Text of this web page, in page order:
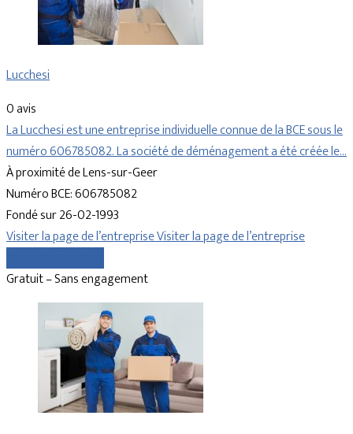
Lucchesi
0 avis
La Lucchesi est une entreprise individuelle connue de la BCE sous le
numéro 606785082. La société de déménagement a été créée le…
À proximité de Lens-sur-Geer
Numéro BCE: 606785082
Fondé sur 26-02-1993
Visiter la page de l’entrepriseVisiter la page de l’entreprise
Gratuit – Sans engagement